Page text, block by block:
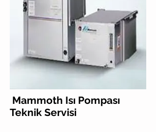
Mammoth Isı Pompası
Teknik Servisi